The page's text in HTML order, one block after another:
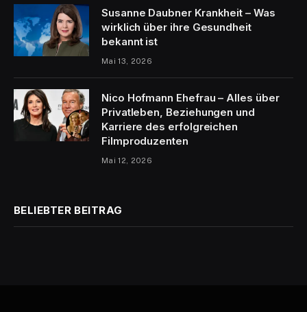
Susanne Daubner Krankheit – Was
wirklich über ihre Gesundheit
bekannt ist
Mai 13, 2026
Nico Hofmann Ehefrau – Alles über
Privatleben, Beziehungen und
Karriere des erfolgreichen
Filmproduzenten
Mai 12, 2026
BELIEBTER BEITRAG